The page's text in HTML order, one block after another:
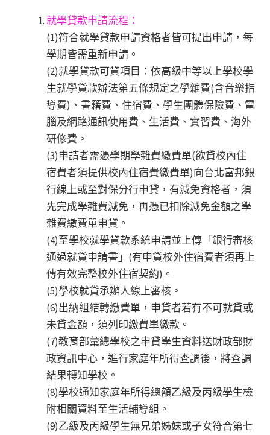
就學貸款申請流程：
(1)符合就學貸款申請資格者皆可提出申請，每
學期皆需重新申請。
(2)就學貸款可貸項目：依高級中等以上學校學
生就學貸款辦法第五條規定之學雜費(含音樂指
導費)、書籍費、住宿費、學生團體保險費、電
腦及網路通訊使用費、生活費、實習費、海外
研修費。
(3)申請者需憑學期學雜費繳費單(欲貸校內住
宿費者須提供校內住宿費繳費單)向台北富邦銀
行線上或至對保分行申貸，有減免資格者，須
先完成學雜費減免，再憑已扣除減免金額之學
雜費繳費單申貸。
(4)至學校就學貸款系統申請並上傳「銀行審核
通過就貸申請書」(有申貸校外住宿費者須再上
傳有效完整校外住宿契約)。
(5)學校就貸承辦人線上審核。
(6)出納組結轉繳費單，申貸者若有不可就貸或
未貸金額，須列印繳費單繳款。
(7)教育部彙總學校之申貸學生資料送財政部財
政資訊中心，進行家庭年所得查調後，將查調
結果轉知學校。
(8)學校通知家庭年所得總額乙級及丙級學生檢
附相關資料至生活輔導組。
(9)乙級及丙級學生無兄弟姊妹或子女符合第七